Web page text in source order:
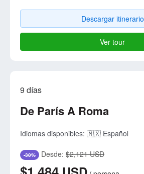
Descargar itinerario
Ver tour
9 días
De París A Roma
Idiomas disponibles: 🇲🇽 Español
-30% Desde: $2,121 USD